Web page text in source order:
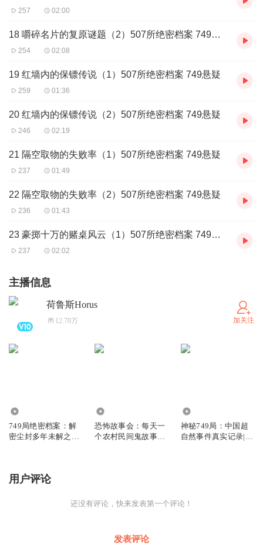
257 02:00
18 嚼碎名片的复原谜题（2）507所绝密档案 749悬疑
254 02:08
19 红墙内的保镖传说（1）507所绝密档案 749悬疑
259 01:36
20 红墙内的保镖传说（2）507所绝密档案 749悬疑
246 02:19
21 隔空取物的失败率（1）507所绝密档案 749悬疑
237 01:49
22 隔空取物的失败率（2）507所绝密档案 749悬疑
236 01:43
23 豪掷十万的赌桌风云（1）507所绝密档案 749悬疑
237 02:02
主播信息
荷鲁斯Horus
12.78万 加关注
749局绝密档案：解
密尘封多年未解之谜|
恐怖故事会：每天一
个农村民间鬼故事
神秘749局：中国超
自然事件真实记录|未
用户评论
还没有评论，快来发表第一个评论！
发表评论